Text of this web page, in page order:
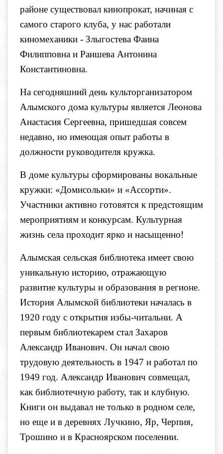
районе существовал кинопрокат, начиная с
самого старого клуба, у нас работали
киномеханики - Злыгостева Фаина
Филипповна и Раишева Антонина
Константиновна.
На сегодняшний день культорганизатором
Алымского дома культуры является Леонова
Анастасия Сергеевна, пришедшая совсем
недавно, но имеющая опыт работы в
должности руководителя кружка.
В доме культуры сформированы вокальные
кружки: «Домисольки» и «Ассорти».
Участники активно готовятся к предстоящим
мероприятиям и конкурсам. Культурная
жизнь села проходит ярко и насыщенно!
Алымская сельская библиотека имеет свою
уникальную историю, отражающую
развитие культуры и образования в регионе.
История Алымской библиотеки началась в
1920 году с открытия избы-читальни. А
первым библиотекарем стал Захаров
Александр Иванович. Он начал свою
трудовую деятельность в 1947 и работал по
1949 год. Александр Иванович совмещал,
как библиотечную работу, так и клубную.
Книги он выдавал не только в родном селе,
но еще и в деревнях Лучкино, Яр, Черпия,
Трошино и в Красноярском поселении.